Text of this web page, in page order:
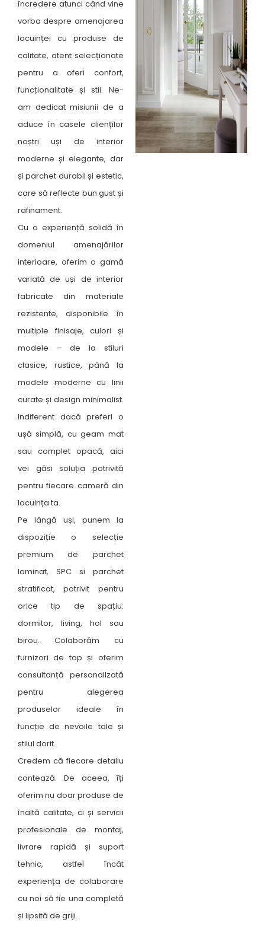
încredere atunci când vine
vorba despre amenajarea
locuinței cu produse de
calitate, atent selecționate
pentru a oferi confort,
funcționalitate și stil. Ne-
am dedicat misiunii de a
aduce în casele clienților
noștri uși de interior
moderne și elegante, dar
și parchet durabil și estetic,
care să reflecte bun gust și
rafinament.
Cu o experiență solidă în
domeniul amenajărilor
interioare, oferim o gamă
variată de uși de interior
fabricate din materiale
rezistente, disponibile în
multiple finisaje, culori și
modele – de la stiluri
clasice, rustice, până la
modele moderne cu linii
curate și design minimalist.
Indiferent dacă preferi o
ușă simplă, cu geam mat
sau complet opacă, aici
vei găsi soluția potrivită
pentru fiecare cameră din
locuința ta.
Pe lângă uși, punem la
dispoziție o selecție
premium de parchet
laminat, SPC si parchet
stratificat, potrivit pentru
orice tip de spațiu:
dormitor, living, hol sau
birou. Colaborăm cu
furnizori de top și oferim
consultanță personalizată
pentru alegerea
produselor ideale în
funcție de nevoile tale și
stilul dorit.
Credem că fiecare detaliu
contează. De aceea, îți
oferim nu doar produse de
înaltă calitate, ci și servicii
profesionale de montaj,
livrare rapidă și suport
tehnic, astfel încât
experiența de colaborare
cu noi să fie una completă
și lipsită de griji.